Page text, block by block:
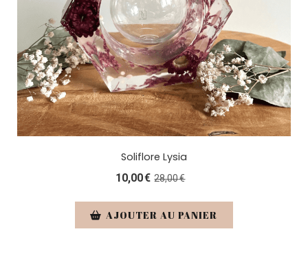
Soliflore Lysia
10,00€ 28,00€
AJOUTER AU PANIER